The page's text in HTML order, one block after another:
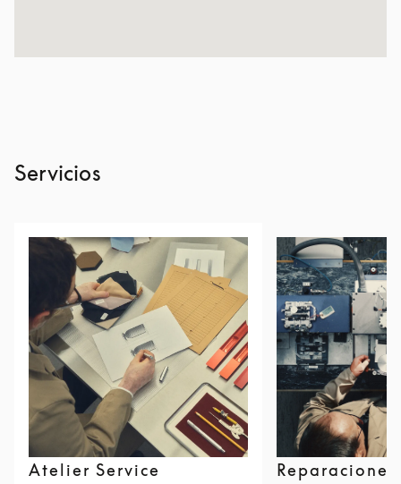
Servicios
Atelier Service
Reparaciones